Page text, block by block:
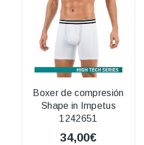
Boxer de compresión
Shape in Impetus
1242651
34,00€